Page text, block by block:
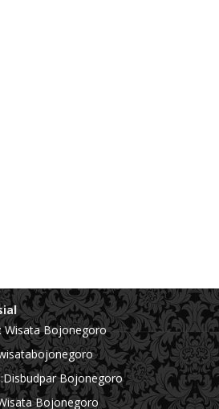
Wisata Bojonegoro
Disbudpar Bojonegoro
Bojonegoro